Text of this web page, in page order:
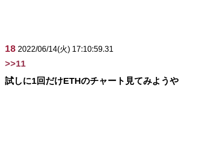
18 2022/06/14(火) 17:10:59.31
>>11
試しに1回だけETHのチャート見てみようや